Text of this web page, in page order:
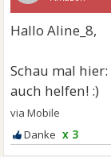
x 3